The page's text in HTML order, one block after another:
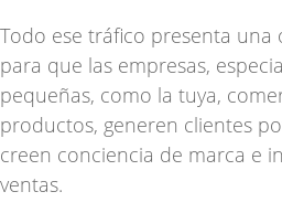
Todo ese tráfico presenta
para que las empresas,
pequeñas, como la tuya,
productos, generen clientes
creen conciencia de marca e
ventas.